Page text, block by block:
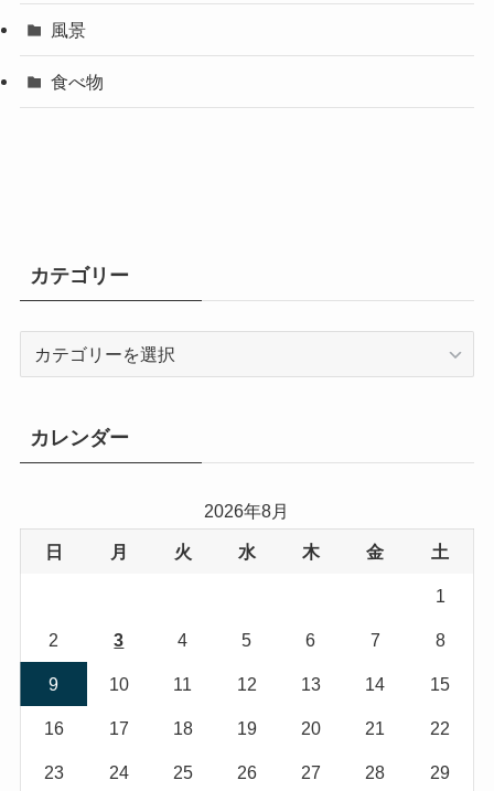
風景
食べ物
カテゴリー
ー
カレンダー
2026年8月
日 月 火 水 木 金 土
1
2 3 4 5 6 7 8
9 10 11 12 13 14 15
16 17 18 19 20 21 22
23 24 25 26 27 28 29